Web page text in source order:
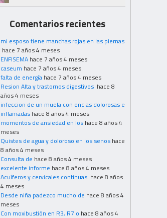
Comentarios recientes
mi esposo tiene manchas rojas en las piernas
hace 7 años 4 meses
ENFISEMA hace 7 años 4 meses
caseum hace 7 años 4 meses
falta de energía hace 7 años 4 meses
Resion Alta y trastornos digestivos hace 8
años 4 meses
infeccion de un muela con encias dolorosas e
inflamadas hace 8 años 4 meses
momentos de ansiedad en los hace 8 años 4
meses
Quistes de agua y doloroso en los senos hace
8 años 4 meses
Consulta de hace 8 años 4 meses
excelente informe hace 8 años 4 meses
Acuíferos y cervicales continuas hace 8 años
4 meses
Desde niña padezco mucho de hace 8 años 4
meses
Con moxibustión en R3, R7 o hace 8 años 4